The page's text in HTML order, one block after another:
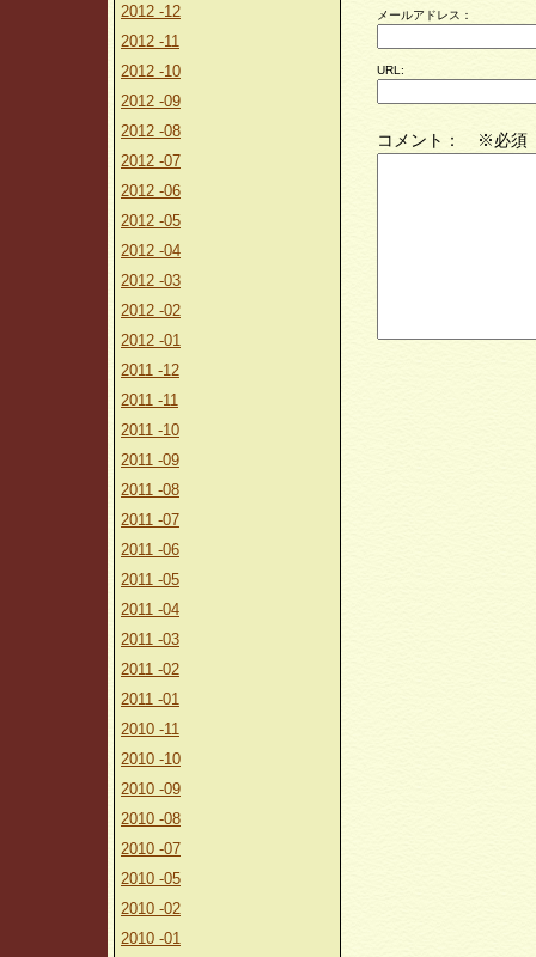
2012 -12
2012 -11
2012 -10
2012 -09
2012 -08
2012 -07
2012 -06
2012 -05
2012 -04
2012 -03
2012 -02
2012 -01
2011 -12
2011 -11
2011 -10
2011 -09
2011 -08
2011 -07
2011 -06
2011 -05
2011 -04
2011 -03
2011 -02
2011 -01
2010 -11
2010 -10
2010 -09
2010 -08
2010 -07
2010 -05
2010 -02
2010 -01
メールアドレス：
URL:
コメント： ※必須